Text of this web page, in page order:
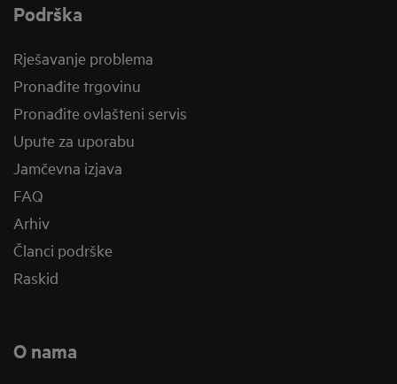
Podrška
Rješavanje problema
Pronađite trgovinu
Pronađite ovlašteni servis
Upute za uporabu
Jamčevna izjava
FAQ
Arhiv
Članci podrške
Raskid
O nama